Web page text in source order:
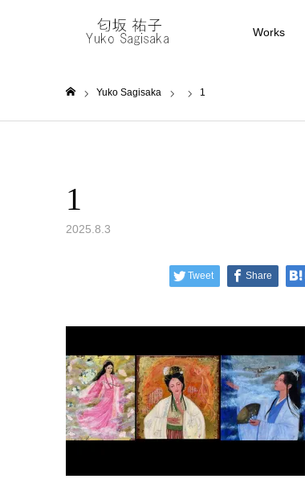
Works
Yuko Sagisaka 1
1
2025.8.3
Tweet Share